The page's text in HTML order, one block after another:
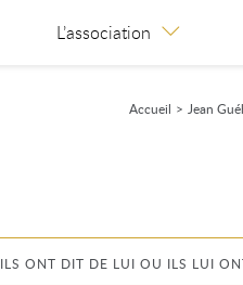
L’association
Accueil > Jean
ILS ONT DIT DE LUI OU ILS LUI